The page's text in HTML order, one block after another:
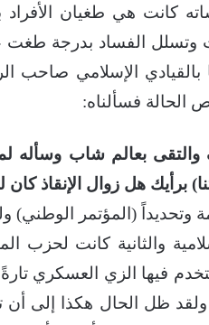
كانت هي طغيان
وتسلل الفساد بدرجة طغت
الإسلامي صاحب
الحالة فسألناه:
بعالم شاب وسأله
برأيك هل زوال الإنقاذ
(المؤتمر الوطني)
والثانية كانت لحزب
فيها الزي العسكري
ولقد ظل الحال هكذا إلى